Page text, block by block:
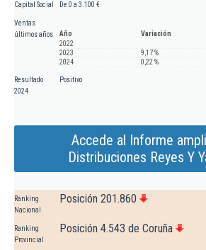
Capital Social De 0 a 3.100 €
Ventas
últimos años
Año
Variación
2022
2023
9,17 %
2024
0,22 %
Resultado
2024
Positivo
Accede al Informe
Distribuciones Reyes Y
Ranking
Nacional
Posición 201.860
Ranking
Provincial
Posición 4.543 de Coruña